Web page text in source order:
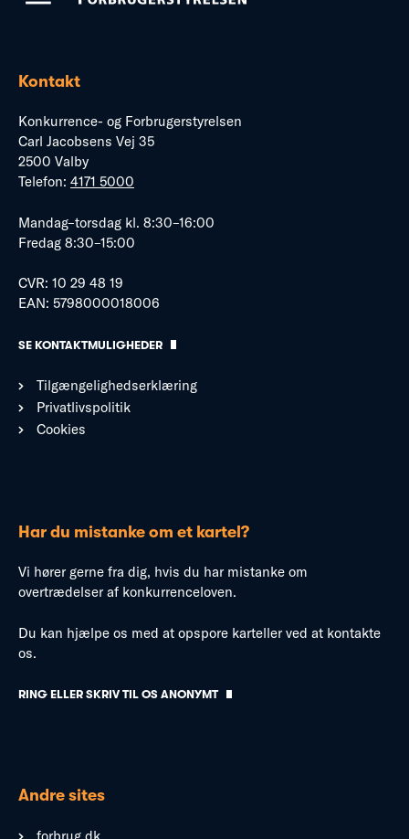
Kontakt
Konkurrence- og Forbrugerstyrelsen
Carl Jacobsens Vej 35
2500 Valby
Telefon: 4171 5000
Mandag–torsdag kl. 8:30–16:00
Fredag 8:30–15:00
CVR: 10 29 48 19
EAN: 5798000018006
SE KONTAKTMULIGHEDER
Tilgængelighedserklæring
Privatlivspolitik
Cookies
Har du mistanke om et kartel?
Vi hører gerne fra dig, hvis du har mistanke om
overtrædelser af konkurrenceloven.
Du kan hjælpe os med at opspore karteller ved at kontakte
os.
RING ELLER SKRIV TIL OS ANONYMT
Andre sites